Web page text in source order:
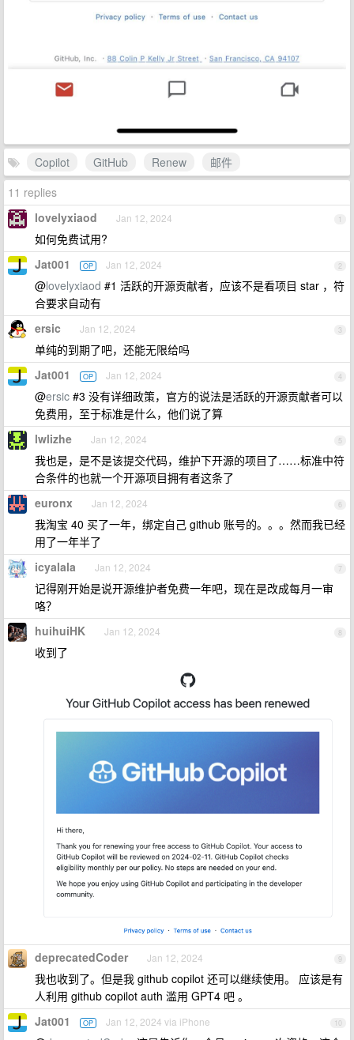
Copilot GitHub Renew
邮件
11 replies
1
lovelyxiaod Jan 12, 2024
如何免费试用?
2
Jat001 OP Jan 12, 2024
@lovelyxiaod #1 活跃的开源贡献者，应该不是看项目 star ，符
合要求自动有
3
ersic Jan 12, 2024
单纯的到期了吧，还能无限给吗
4
Jat001 OP Jan 12, 2024
@ersic #3 没有详细政策，官方的说法是活跃的开源贡献者可以
免费用，至于标准是什么，他们说了算
5
lwlizhe Jan 12, 2024
我也是，是不是该提交代码，维护下开源的项目了……标准中符
合条件的也就一个开源项目拥有者这条了
6
euronx Jan 12, 2024
我淘宝 40 买了一年，绑定自己 github 账号的。。。然而我已经
用了一年半了
7
icyalala Jan 12, 2024
记得刚开始是说开源维护者免费一年吧，现在是改成每月一审
咯？
8
huihuiHK Jan 12, 2024
收到了
9
deprecatedCoder Jan 12, 2024
我也收到了。但是我 github copilot 还可以继续使用。 应该是有
人利用 github copilot auth 滥用 GPT4 吧 。
10
Jat001 OP Jan 12, 2024 via iPhone